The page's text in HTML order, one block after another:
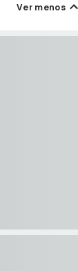
Ver menos